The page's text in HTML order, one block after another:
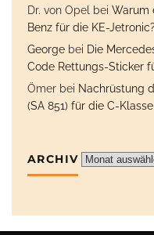
Dr. von Opel
bei Warum
Benz für die KE-Jetronic?
George bei Die
Code Rettungs-Sticker
Ömer bei Nachrüstung
(SA 851) für die C-
ARCHIV Archiv